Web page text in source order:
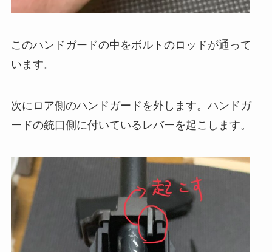
このハンドガードの中をボルトのロッドが通って
います。
次にロア側のハンドガードを外します。ハンドガ
ードの銃口側に付いているレバーを起こします。